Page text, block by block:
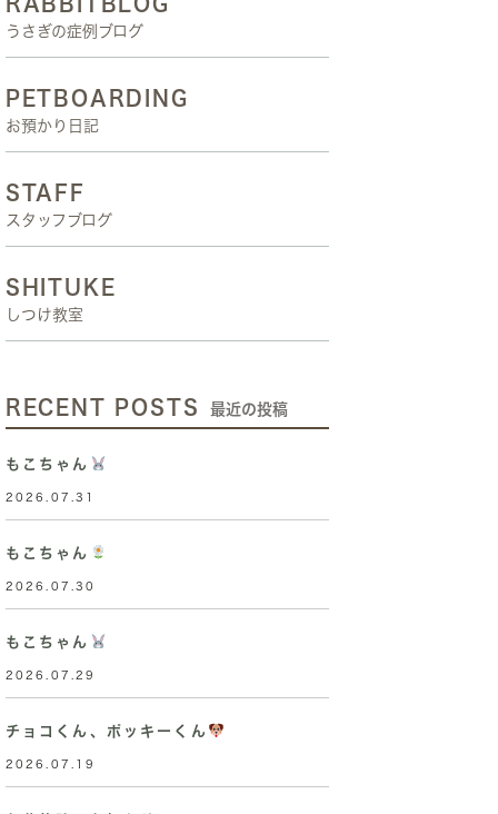
うさぎの症例ブログ
PETBOARDING
お預かり日記
STAFF
スタッフブログ
SHITUKE
しつけ教室
RECENT POSTS 最近の投稿
もこちゃん
2026.07.31
もこちゃん
2026.07.30
もこちゃん
2026.07.29
チョコくん、ポッキーくん
2026.07.19